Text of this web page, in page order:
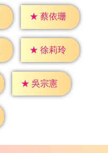
★ 蔡依珊
★ 徐莉玲
★ 吳宗憲